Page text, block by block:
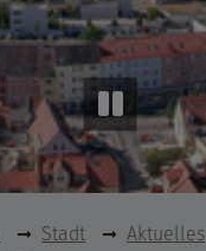
Stadt Aktuelles